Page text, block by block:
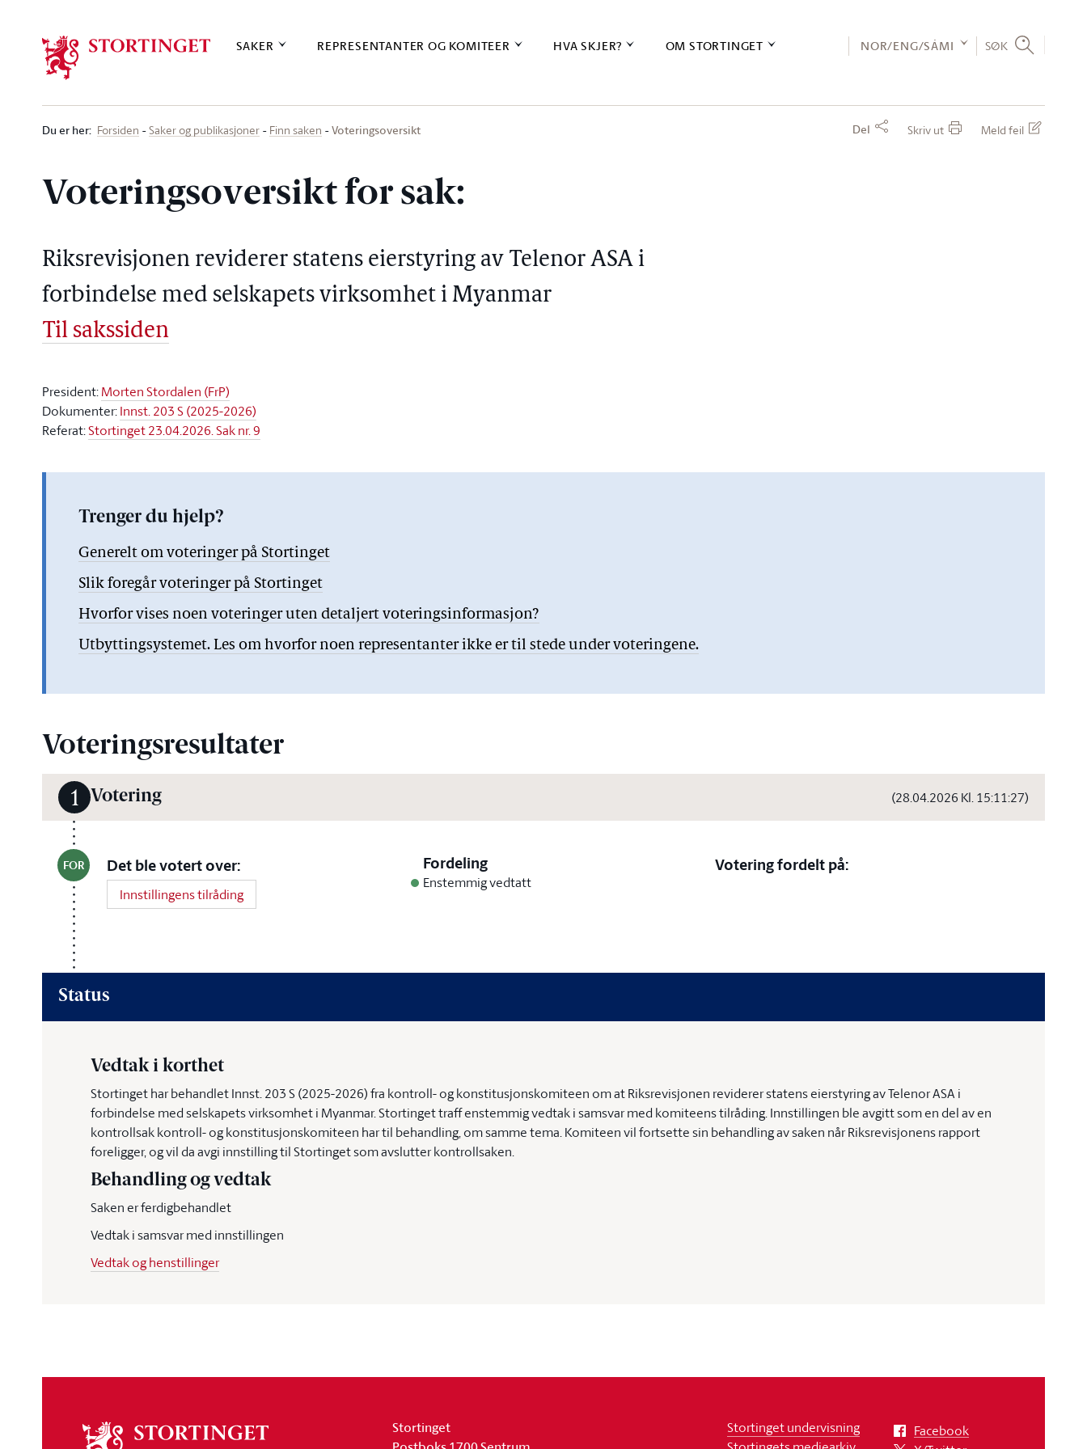
SAKER REPRESENTANTER OG KOMITEER HVA SKJER? OM STORTINGET NOR/ENG/SÁMI SØK
Du er her: Forsiden Saker og publikasjoner Finn saken Voteringsoversikt Del Skriv ut Meld feil
Voteringsoversikt for sak:
Riksrevisjonen reviderer statens eierstyring av Telenor ASA i
forbindelse med selskapets virksomhet i Myanmar
Til sakssiden
President:Morten Stordalen (FrP)
Dokumenter:Innst. 203 S (2025-2026)
Referat:Stortinget 23.04.2026. Sak nr. 9
Trenger du hjelp?
Generelt om voteringer på Stortinget
Slik foregår voteringer på Stortinget
Hvorfor vises noen voteringer uten detaljert voteringsinformasjon?
Utbyttingsystemet. Les om hvorfor noen representanter ikke er til stede under voteringene.
Voteringsresultater
1 Votering (28.04.2026 Kl. 15:11:27)
FOR Det ble votert over:
Innstillingens tilråding
Fordeling
Enstemmig vedtatt
Votering fordelt på:
Status
Vedtak i korthet
Stortinget har behandlet Innst. 203 S (2025-2026) fra kontroll- og konstitusjonskomiteen om at Riksrevisjonen reviderer statens eierstyring av Telenor ASA i
forbindelse med selskapets virksomhet i Myanmar. Stortinget traff enstemmig vedtak i samsvar med komiteens tilråding. Innstillingen ble avgitt som en del av en
kontrollsak kontroll- og konstitusjonskomiteen har til behandling, om samme tema. Komiteen vil fortsette sin behandling av saken når Riksrevisjonens rapport
foreligger, og vil da avgi innstilling til Stortinget som avslutter kontrollsaken.
Behandling og vedtak
Saken er ferdigbehandlet
Vedtak i samsvar med innstillingen
Vedtak og henstillinger
Stortinget
Stortinget undervisning
Facebook